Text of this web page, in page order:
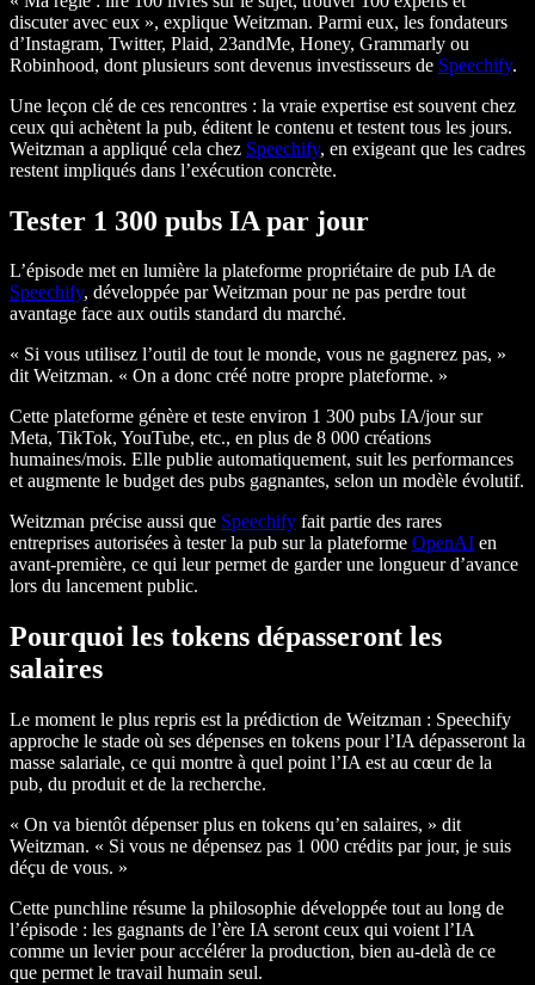
discuter avec eux », explique Weitzman. Parmi eux, les fondateurs
d’Instagram, Twitter, Plaid, 23andMe, Honey, Grammarly ou
Robinhood, dont plusieurs sont devenus investisseurs de Speechify.
Une leçon clé de ces rencontres : la vraie expertise est souvent chez
ceux qui achètent la pub, éditent le contenu et testent tous les jours.
Weitzman a appliqué cela chez Speechify, en exigeant que les cadres
restent impliqués dans l’exécution concrète.
Tester 1 300 pubs IA par jour
L’épisode met en lumière la plateforme propriétaire de pub IA de
Speechify, développée par Weitzman pour ne pas perdre tout
avantage face aux outils standard du marché.
« Si vous utilisez l’outil de tout le monde, vous ne gagnerez pas, »
dit Weitzman. « On a donc créé notre propre plateforme. »
Cette plateforme génère et teste environ 1 300 pubs IA/jour sur
Meta, TikTok, YouTube, etc., en plus de 8 000 créations
humaines/mois. Elle publie automatiquement, suit les performances
et augmente le budget des pubs gagnantes, selon un modèle évolutif.
Weitzman précise aussi que Speechify fait partie des rares
entreprises autorisées à tester la pub sur la plateforme OpenAI en
avant-première, ce qui leur permet de garder une longueur d’avance
lors du lancement public.
Pourquoi les tokens dépasseront les
salaires
Le moment le plus repris est la prédiction de Weitzman : Speechify
approche le stade où ses dépenses en tokens pour l’IA dépasseront la
masse salariale, ce qui montre à quel point l’IA est au cœur de la
pub, du produit et de la recherche.
« On va bientôt dépenser plus en tokens qu’en salaires, » dit
Weitzman. « Si vous ne dépensez pas 1 000 crédits par jour, je suis
déçu de vous. »
Cette punchline résume la philosophie développée tout au long de
l’épisode : les gagnants de l’ère IA seront ceux qui voient l’IA
comme un levier pour accélérer la production, bien au-delà de ce
que permet le travail humain seul.